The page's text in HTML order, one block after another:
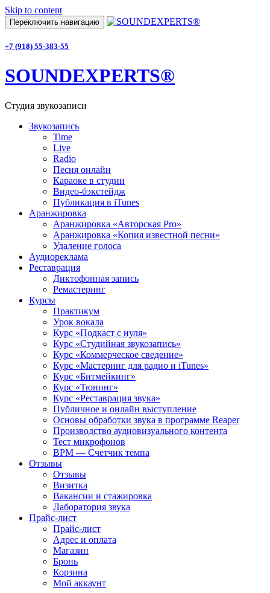
Skip to content
Переключить навигацию
+7 (918) 55-383-55
SOUNDEXPERTS®
Студия звукозаписи
Звукозапись
Time
Live
Radio
Песня онлайн
Караоке в студии
Видео-бэкстейдж
Публикация в iTunes
Аранжировка
Аранжировка «Авторская Pro»
Аранжировка «Копия известной песни»
Удаление голоса
Аудиореклама
Реставрация
Диктофонная запись
Ремастеринг
Курсы
Практикум
Урок вокала
Курс «Подкаст с нуля»
Курс «Студийная звукозапись»
Курс «Коммерческое сведение»
Курс «Мастеринг для радио и iTunes»
Курс «Битмейкинг»
Курс «Тюнинг»
Курс «Реставрация звука»
Публичное и онлайн выступление
Основы обработки звука в программе Reaper
Производство аудиовизуального контента
Тест микрофонов
BPM — Счетчик темпа
Отзывы
Отзывы
Визитка
Вакансии и стажировка
Лаборатория звука
Прайс-лист
Прайс-лист
Адрес и оплата
Магазин
Бронь
Корзина
Мой аккаунт